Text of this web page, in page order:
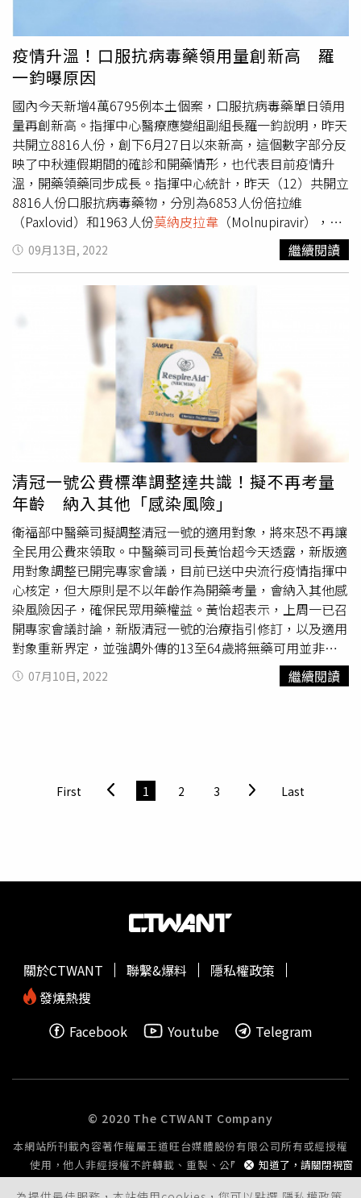
例來說，包括輝瑞的「倍拉維」（Paxlovid）以及默沙東的
「莫納皮拉韋」（Molnupiravir），以及公費清冠一號等，
才有比照住院日額融通給付，而自費清冠一號就沒有理賠。
而國泰則在1日的公告中就指出，確診者須有公費抗病毒藥
物證明，才會提供給住院日額理賠。以及發布三大說明。
一、 有關「防疫險」確診居家照護期間比照住院，融通給
付住院日額措施（實際依照條款，須有住院事實才符合住院
日額理賠），是在前段疫情嚴峻時刻，考量病床醫療量能侷
促，為共體時艱，對於確診僅能採居家照護接受診療與用藥
者，視診療內容採取從寬融通理賠審核方式處理。二、 目
前隨疫情演變且仍然輕症居多（無症狀、輕症達99.5%以
上），且醫療量能已恢復常態水準（專責+負壓病床的空床
率有53.3%），政府政策也日趨開放，同時參酌各家同業融
通措施，故本公司自111年10月1日起受理之賠案，依確診
者提出的醫療行為證明文件，如用藥內容（是否為抗病毒藥
物)，由本公司依照申請內容審核判斷是否比照住院日額來
融通給付。三、 未來本項融通措施仍會視疫情發展狀況，
動態檢視與調整。據國泰產保單條款，其法定傳染病綜合保
險住院日額一天2,000到3,000元，7天下來約1.4萬到2.1萬
元，國泰產險表示，公司至今僅居家照護視同住院部分就理
賠近20億元，預期到明年4、5月保單結束，可能還需要承
擔15億至16億元，合計約35億元，且防疫險到8月底累計已
理賠124.9億元。
疫情升溫！口服抗病毒藥領用量創新高 羅
一鈞曝原因
國內今天新增4萬6795例本土個案，口服抗病毒藥單日領用
量再創新高。指揮中心醫療應變組副組長羅一鈞說明，昨天
共開立8816人份，創下6月27日以來新高，這個數字部分反
映了中秋連假期間的確診和開藥情形，也代表目前疫情升
溫，開藥領藥同步成長。指揮中心統計，昨天（12）共開立
8816人份口服抗病毒藥物，分別為6853人份倍拉維
（Paxlovid）和1963人份莫納皮拉韋 （Molnupiravir），僅
次於今年6月27日的9187人份。羅一鈞說明，目前口服抗病
毒藥物存量都還有至少2個月以上，請大家不用擔心，後續
高中以下校園防疫新制昨（12）上路。指揮中心發言人莊人
祥說明，確診者的同班同學如果在上課期間不舒服，目前規
定是請學校連繫家長，將學生帶回就醫，也會提供快篩，供
學生回到家中使用；學生是否使用快篩，當然是家長要做監
督，至於通知家長帶回則是學校的責任。至於其他同班同學
和老師，學校都會提供快篩，只要快篩陰性且無症狀就可以
上課，老師須透過聯絡簿或LINE群組等方式告知家長學生
確診訊息，讓家長觀察小孩有沒有症狀，並適時使用快篩，
這都需要互相合作進行。如果學生快篩陽性未告知學校，仍
到校上課，是否會有罰則？莊人祥說明，依照《傳染病防治
法》有罰則，因此希望學校和家長配合；如果快篩陽可以請
隔離假在家休息，家長也可以請防疫假，請家長務必配合。
09月13日, 2022 繼續閱讀
清冠一號公費標準調整達共識！擬不再考量
年齡 納入其他「感染風險」
衛福部中醫藥司擬調整清冠一號的適用對象，將來恐不再讓
全民用公費來領取。中醫藥司司長黃怡超今天透露，新版適
用對象調整已開完專家會議，目前已送中央流行疫情指揮中
心核定，但大原則是不以年齡作為開藥考量，會納入其他感
染風險因子，確保民眾用藥權益。黃怡超表示，上周一已召
開專家會議討論，新版清冠一號的治療指引修訂，以及適用
對象重新界定，並強調外傳的13至64歲將無藥可用並非事
實，只是會重新修訂治療指引，以感染風險為主要考量，不
再由年齡進行認定。不過黃怡超說，目前決議內容還在由指
納皮拉韋差很多，因此不應用西藥的思維，來訂定清冠一號
的適用對象，否則可能會有不少適用清冠一號的民眾，面臨
病、重大傷病、糖尿病、心血管、慢性肝病、慢性腎病等病
柯富揚表示，由於我國中南部地區疫情仍處在高原期，短期
內應不會調整清冠一號的適應對象，這些病患的權益也要
07月10日, 2022 繼續閱讀
First 1 2 3 Last
知道了，請關閉視窗
關於CTWANT 聯繫&爆料
隱私權政策
發燒熱搜
Facebook
Youtube Telegram
© 2020 The CTWANT Company
本網站所刊載內容著作權屬王道旺台媒體股份有限公司所有或經授權
使用，他人非經授權不許轉載、重製、公開播送或公開傳輸。